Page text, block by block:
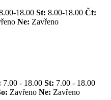
18.00 St: 8.00-18.00 Čt:
Ne: Zavřeno
7.00 - 18.00 St: 7.00 - 18.00
Zavřeno Ne: Zavřeno